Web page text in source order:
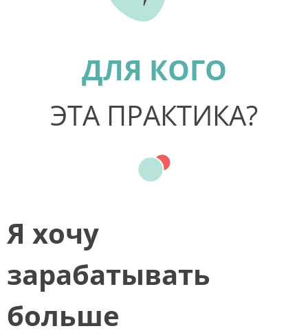
ДЛЯ КОГО
ЭТА ПРАКТИКА?
Я хочу
зарабатывать
больше